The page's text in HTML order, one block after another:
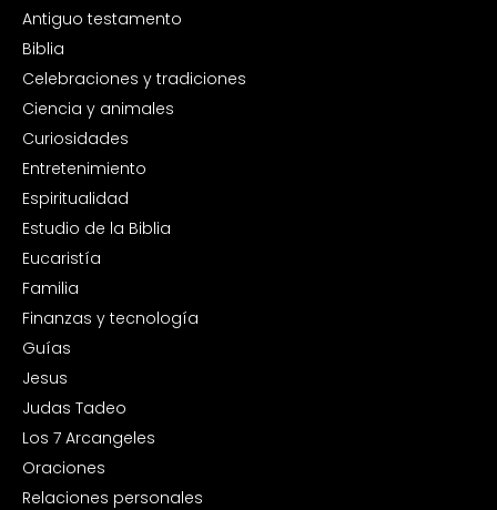
Antiguo testamento
Biblia
Celebraciones y tradiciones
Ciencia y animales
Curiosidades
Entretenimiento
Espiritualidad
Estudio de la Biblia
Eucaristía
Familia
Finanzas y tecnología
Guías
Jesus
Judas Tadeo
Los 7 Arcangeles
Oraciones
Relaciones personales